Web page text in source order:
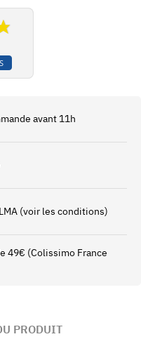
avant 11h
(voir les conditions)
49€ (Colissimo France
PRODUIT